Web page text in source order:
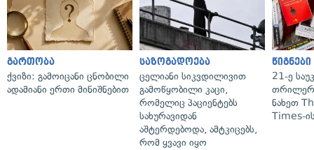
გართობა
ქვიზი: გამოიცანი ცნობილი
ადამიანი ერთი მინიშნებით
საზოგადოება
ცელიანი სიკვდილივით
გამოწყობილი კაცი,
რომელიც პაციენტებს
სახურავიდან
აშტერდებოდა, ამტკიცებს,
რომ ყვავი იყო
წიგნები
21-ე
ნახეთ
Times-